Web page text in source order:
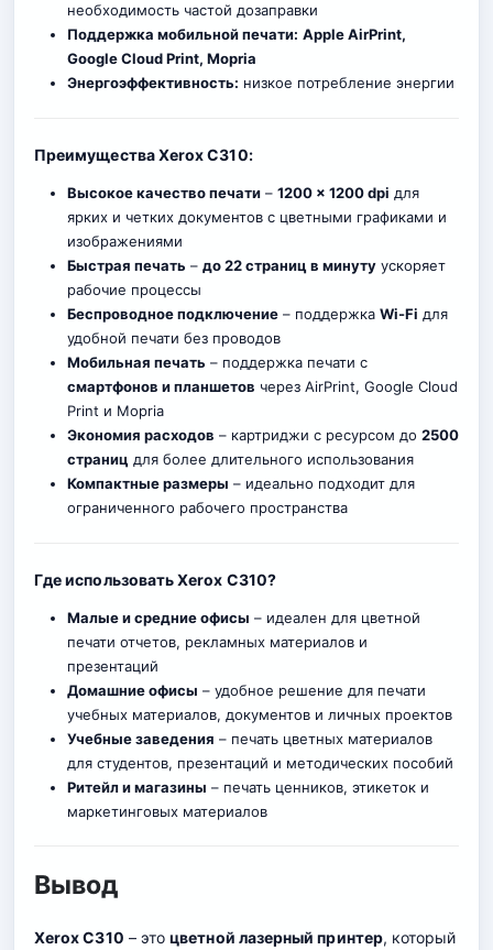
необходимость частой дозаправки
Поддержка мобильной печати: Apple AirPrint,
Google Cloud Print, Mopria
Энергоэффективность: низкое потребление энергии
Преимущества Xerox C310:
Высокое качество печати– 1200 × 1200 dpi для
ярких и четких документов с цветными графиками и
изображениями
Быстрая печать – до 22 страниц в минутуускоряет
рабочие процессы
Беспроводное подключение– поддержка Wi-Fi для
удобной печати без проводов
Мобильная печать – поддержка печати с
смартфонов и планшетов через AirPrint, Google Cloud
Print и Mopria
Экономия расходов – картриджи с ресурсом до 2500
страниц для более длительного использования
Компактные размеры – идеально подходит для
ограниченного рабочего пространства
Где использовать Xerox C310?
Малые и средние офисы – идеален для цветной
печати отчетов, рекламных материалов и
презентаций
Домашние офисы – удобное решение для печати
учебных материалов, документов и личных проектов
Учебные заведения – печать цветных материалов
для студентов, презентаций и методических пособий
Ритейл и магазины – печать ценников, этикеток и
маркетинговых материалов
Вывод
Xerox C310 – этоцветной лазерный принтер, который